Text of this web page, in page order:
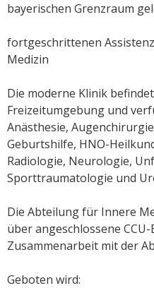
bayerischen Grenzraum
fortgeschrittenen
Medizin
Die moderne Klinik
Freizeitumgebung und
Anästhesie,
Geburtshilfe, HNO-
Radiologie, Neurologie,
Sporttraumatologie und
Die Abteilung für Innere
über angeschlossene
Zusammenarbeit mit der
Geboten wird: